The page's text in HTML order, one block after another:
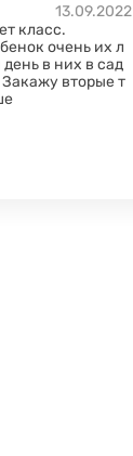
13.09.2022
класс.
очень их л
в них в сад
вторые т